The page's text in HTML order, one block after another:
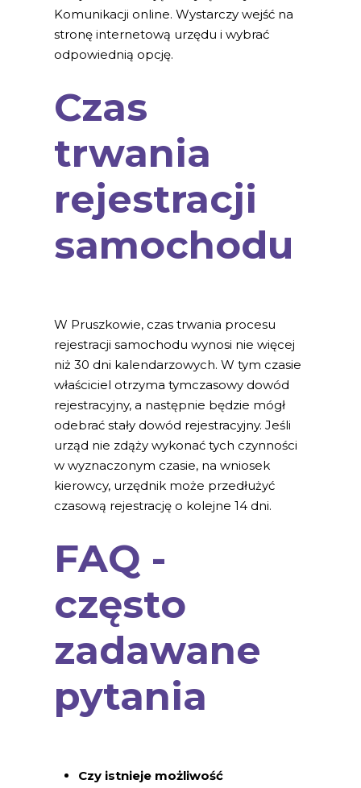
Komunikacji online. Wystarczy wejść na
stronę internetową urzędu i wybrać
odpowiednią opcję.
Czas
trwania
rejestracji
samochodu
W Pruszkowie, czas trwania procesu
rejestracji samochodu wynosi nie więcej
niż 30 dni kalendarzowych. W tym czasie
właściciel otrzyma tymczasowy dowód
rejestracyjny, a następnie będzie mógł
odebrać stały dowód rejestracyjny. Jeśli
urząd nie zdąży wykonać tych czynności
w wyznaczonym czasie, na wniosek
kierowcy, urzędnik może przedłużyć
czasową rejestrację o kolejne 14 dni.
FAQ -
często
zadawane
pytania
Czy istnieje możliwość